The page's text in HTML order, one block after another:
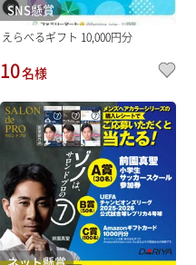
SNS懸賞
えらべるギフト 10,000円分
10名様